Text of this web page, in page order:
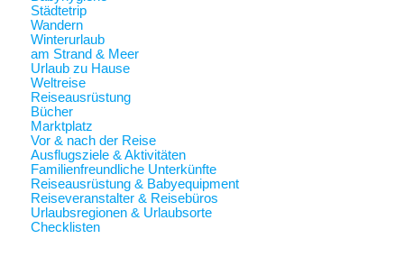
Städtetrip
Wandern
Winterurlaub
am Strand & Meer
Urlaub zu Hause
Weltreise
Reiseausrüstung
Bücher
Marktplatz
Vor & nach der Reise
Ausflugsziele & Aktivitäten
Familienfreundliche Unterkünfte
Reiseausrüstung & Babyequipment
Reiseveranstalter & Reisebüros
Urlaubsregionen & Urlaubsorte
Checklisten